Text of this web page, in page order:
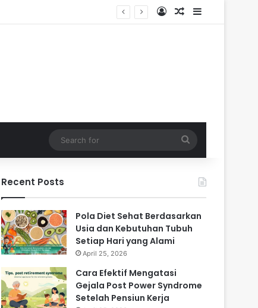
Log InRandom Article
Sidebar
for
Recent Posts
Pola Diet Sehat Berdasarkan
Usia dan Kebutuhan Tubuh
Setiap Hari yang Alami
April 25, 2026
Cara Efektif Mengatasi
Gejala Post Power Syndrome
Setelah Pensiun Kerja